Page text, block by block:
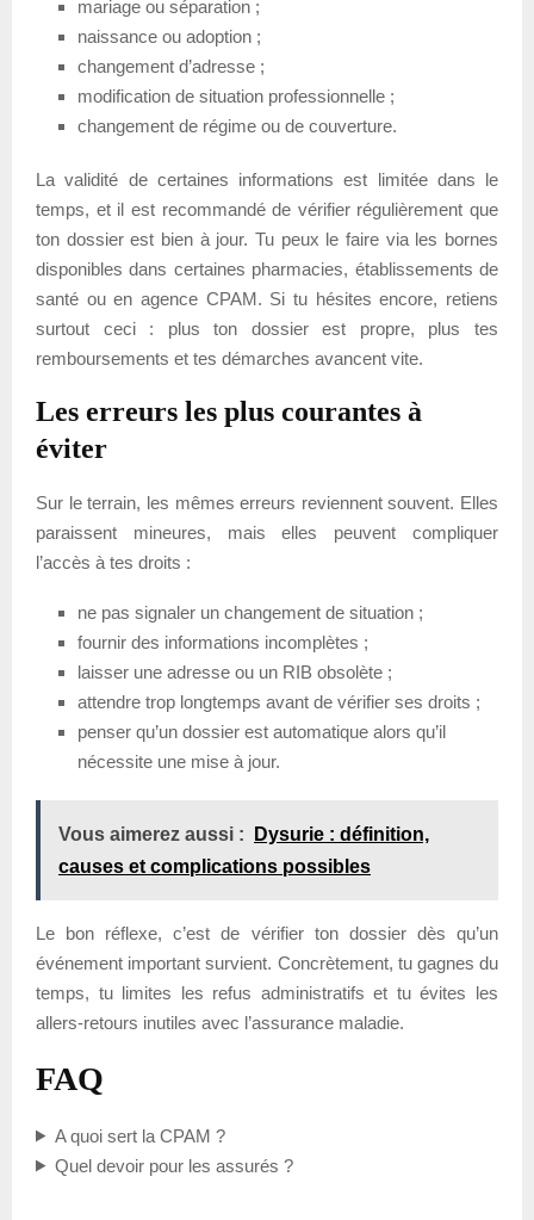
mariage ou séparation ;
naissance ou adoption ;
changement d’adresse ;
modification de situation professionnelle ;
changement de régime ou de couverture.
La validité de certaines informations est limitée dans le
temps, et il est recommandé de vérifier régulièrement que
ton dossier est bien à jour. Tu peux le faire via les bornes
disponibles dans certaines pharmacies, établissements de
santé ou en agence CPAM. Si tu hésites encore, retiens
surtout ceci : plus ton dossier est propre, plus tes
remboursements et tes démarches avancent vite.
Les erreurs les plus courantes à
éviter
Sur le terrain, les mêmes erreurs reviennent souvent. Elles
paraissent mineures, mais elles peuvent compliquer
l’accès à tes droits :
ne pas signaler un changement de situation ;
fournir des informations incomplètes ;
laisser une adresse ou un RIB obsolète ;
attendre trop longtemps avant de vérifier ses droits ;
penser qu’un dossier est automatique alors qu’il
nécessite une mise à jour.
Vous aimerez aussi :
Dysurie : définition,
causes et complications possibles
Le bon réflexe, c’est de vérifier ton dossier dès qu’un
événement important survient. Concrètement, tu gagnes du
temps, tu limites les refus administratifs et tu évites les
allers-retours inutiles avec l’assurance maladie.
FAQ
A quoi sert la CPAM ?
Quel devoir pour les assurés ?